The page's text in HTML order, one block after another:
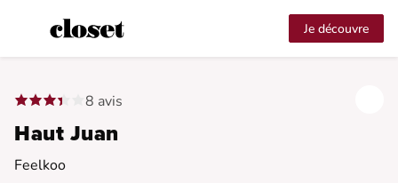
Je découvre
8 avis
Haut Juan
Feelkoo